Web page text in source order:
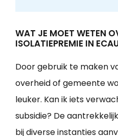
WAT JE MOET WETEN
ISOLATIEPREMIE IN
Door gebruik te maken
overheid of gemeente
leuker. Kan ik iets
subsidie? De
bij diverse instanties